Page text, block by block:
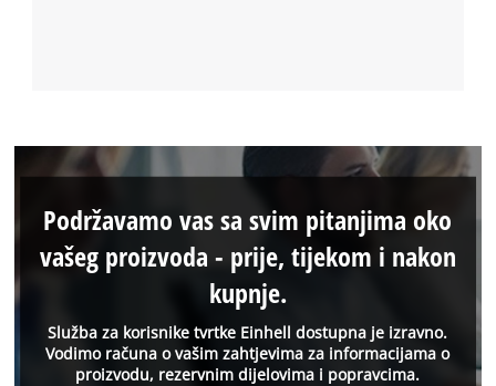
Služba za korisnike tvrtke Einhell dostupna je izravno.
Vodimo računa o vašim zahtjevima za informacijama o
proizvodu, rezervnim dijelovima i popravcima.
Podržavamo vas sa svim pitanjima oko
vašeg proizvoda - prije, tijekom i nakon
kupnje.